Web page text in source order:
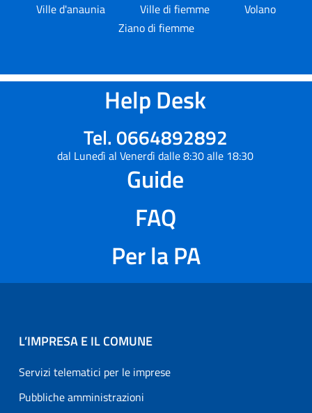
Ville d'anaunia
Ville di fiemme
Volano
Ziano di fiemme
Help Desk
Tel. 0664892892
dal Lunedì al Venerdì dalle 8:30 alle 18:30
Guide
FAQ
Per la PA
L’IMPRESA E IL COMUNE
Servizi telematici per le imprese
Pubbliche amministrazioni